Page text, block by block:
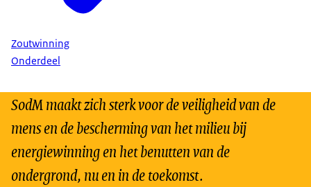
Zoutwinning
Onderdeel
SodM maakt zich sterk voor de veiligheid van de
mens en de bescherming van het milieu bij
energiewinning en het benutten van de
ondergrond, nu en in de toekomst.